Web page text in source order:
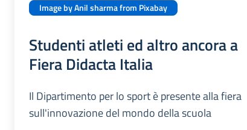
Image by Anil sharma from Pixabay
Studenti atleti ed altro ancora a
Fiera Didacta Italia
Il Dipartimento per lo sport è presente alla fiera
sull'innovazione del mondo della scuola